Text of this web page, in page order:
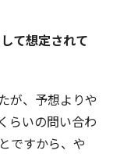
て想定されて
が、予想よりや
らいの問い合わ
ですから、や